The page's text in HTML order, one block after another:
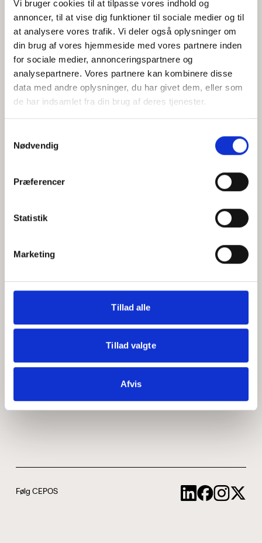
Vi bruger cookies til at tilpasse vores indhold og
annoncer, til at vise dig funktioner til sociale medier og til
at analysere vores trafik. Vi deler også oplysninger om
din brug af vores hjemmeside med vores partnere inden
for sociale medier, annonceringspartnere og
analysepartnere. Vores partnere kan kombinere disse
data med andre oplysninger, du har givet dem, eller som
de har indsamlet fra din brug af deres tjenester.
Nødvendig
Præferencer
Statistik
Marketing
Tillad alle
Tillad valgte
Afvis
Jeg accepterer behandlingen af mine personoplysninger i
henhold tilprivatlivspolitikken
Hvem er CEPOS
Medarbejdere
ABCepos
Podcast
Følg CEPOS